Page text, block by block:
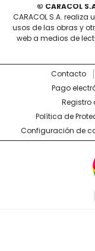
© CARACOL
CARACOL S.A.
usos de las obras y
web a medios de
Contacto
Pago
Registro
Política de
Configuración de